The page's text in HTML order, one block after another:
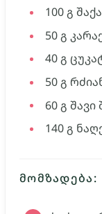
100გ
50გ
40გ
50გ
60გ
140გ
ᲛᲝᲛᲖᲐᲓᲔᲑᲐ: